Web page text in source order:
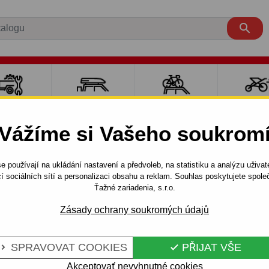
si Vašeho
používají na ukládání nastavení a předvoleb, na statistiku a analýzu
sociálních sítí a personalizaci obsahu a reklam. Souhlas poskytujete
Ťažné zariadenia, s.r.o.
Zásady ochrany soukromých údajů
SPRAVOVAT COOKIES  PŘIJAT VŠE
Akceptovať nevyhnutné cookies

PickUp se schůdkem
2005 - 2015
( D 40 ) - odnímatelný bajonetový systém - od 2006 do
( D 40 ) -
Tažné zařízení s
NISSAN - typ: NAVARA, typ